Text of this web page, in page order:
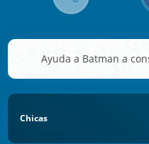
Ayuda a Batman a
Chicas